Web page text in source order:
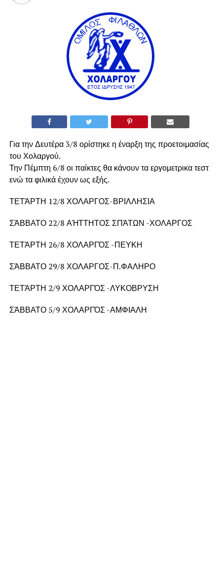
Για την Δευτέρα 3/8 ορίστηκε η έναρξη της προετοιμασίας
του Χολαργού.
Την Πέμπτη 6/8 οι παίκτες θα κάνουν τα εργομετρικα τεστ
ενώ τα φιλικά έχουν ως εξής.
ΤΕΤΆΡΤΗ 12/8 ΧΟΛΑΡΓΟΣ-ΒΡΙΛΛΗΣΙΑ
ΣΆΒΒΑΤΟ 22/8 ΑΉΤΤΗΤΟΣ ΣΠΆΤΩΝ -ΧΟΛΑΡΓΟΣ
ΤΕΤΆΡΤΗ 26/8 ΧΟΛΑΡΓΌΣ -ΠΕΥΚΗ
ΣΆΒΒΑΤΟ 29/8 ΧΟΛΑΡΓΟΣ-Π.ΦΑΛΗΡΟ
ΤΕΤΆΡΤΗ 2/9 ΧΟΛΑΡΓΌΣ -ΛΥΚΟΒΡΥΣΗ
ΣΆΒΒΑΤΟ 5/9 ΧΟΛΑΡΓΌΣ -ΑΜΦΙΑΛΗ